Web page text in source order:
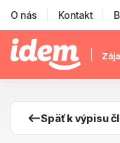
O nás Kontakt
Späť k výpisu